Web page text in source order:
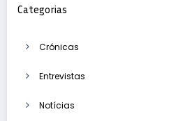
Categorias
Crónicas
Entrevistas
Notícias